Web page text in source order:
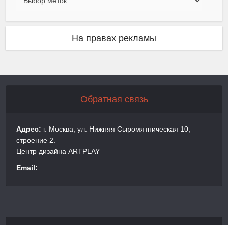
На правах рекламы
Обратная связь
Адрес: г. Москва, ул. Нижняя Сыромятническая 10,
строение 2.
Центр дизайна ARTPLAY
Email: